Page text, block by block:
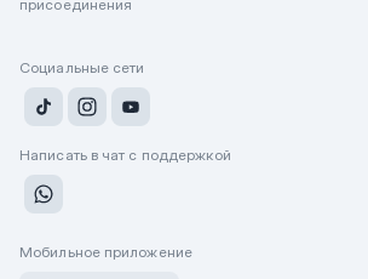
присоединения
Социальные сети
Написать в чат с поддержкой
Мобильное приложение